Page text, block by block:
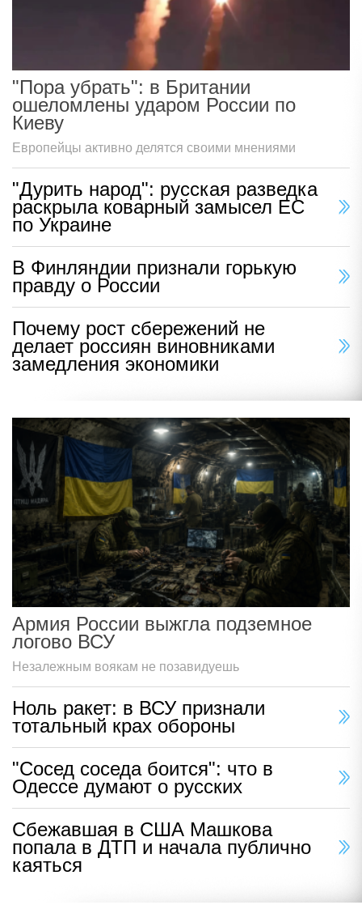
"Пора убрать": в Британии
ошеломлены ударом России по
Киеву
Европейцы активно делятся своими мнениями
"Дурить народ": русская разведка
раскрыла коварный замысел ЕС
по Украине
В Финляндии признали горькую
правду о России
Почему рост сбережений не
делает россиян виновниками
замедления экономики
Армия России выжгла подземное
логово ВСУ
Незалежным воякам не позавидуешь
Ноль ракет: в ВСУ признали
тотальный крах обороны
"Сосед соседа боится": что в
Одессе думают о русских
Сбежавшая в США Машкова
попала в ДТП и начала публично
каяться